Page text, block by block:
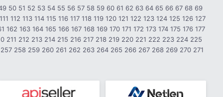
50 51 52 53 54 55 56 57 58 59 60 61 62 63 64 65 66 67 68 69
111 112 113 114 115 116 117 118 119 120 121 122 123 124 125 126 127
162 163 164 165 166 167 168 169 170 171 172 173 174 175 176 177
211 212 213 214 215 216 217 218 219 220 221 222 223 224 225
257 258 259 260 261 262 263 264 265 266 267 268 269 270 271